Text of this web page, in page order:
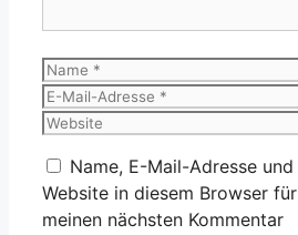
Name
E-
Mail-
Website
Name, E-Mail-Adresse und
Website in diesem Browser für
meinen nächsten Kommentar